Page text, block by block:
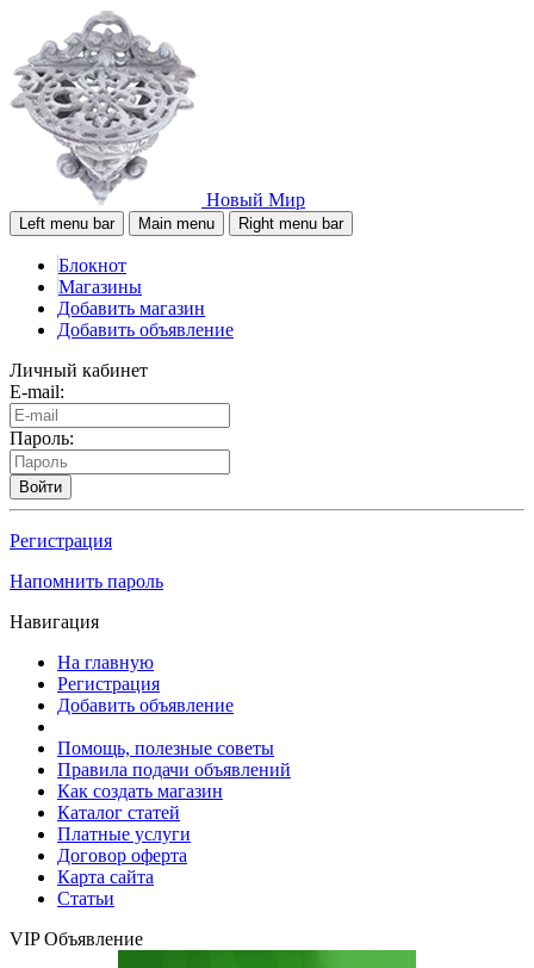
Новый Мир
Left menu bar Main menu Right menu bar
Блокнот
Магазины
Добавить магазин
Добавить объявление
Личный кабинет
E-mail:
Пароль:
Войти
Регистрация
Напомнить пароль
Навигация
На главную
Регистрация
Добавить объявление
Помощь, полезные советы
Правила подачи объявлений
Как создать магазин
Каталог статей
Платные услуги
Договор оферта
Карта сайта
Статьи
VIP Объявление